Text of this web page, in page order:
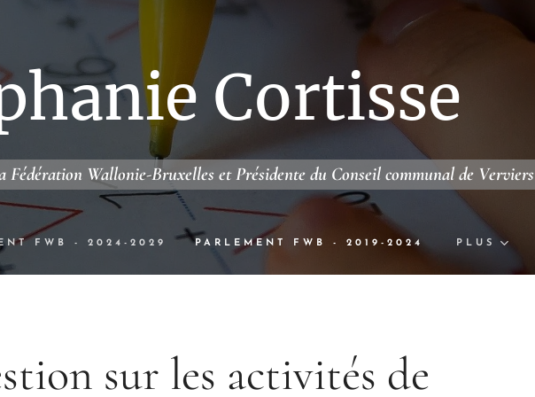
Cortisse
Fédération Wallonie-Bruxelles et Présidente du Conseil communal de Verviers
FWB - 2024-2029 PARLEMENT FWB - 2019-2024 PLUS
sur les activités de